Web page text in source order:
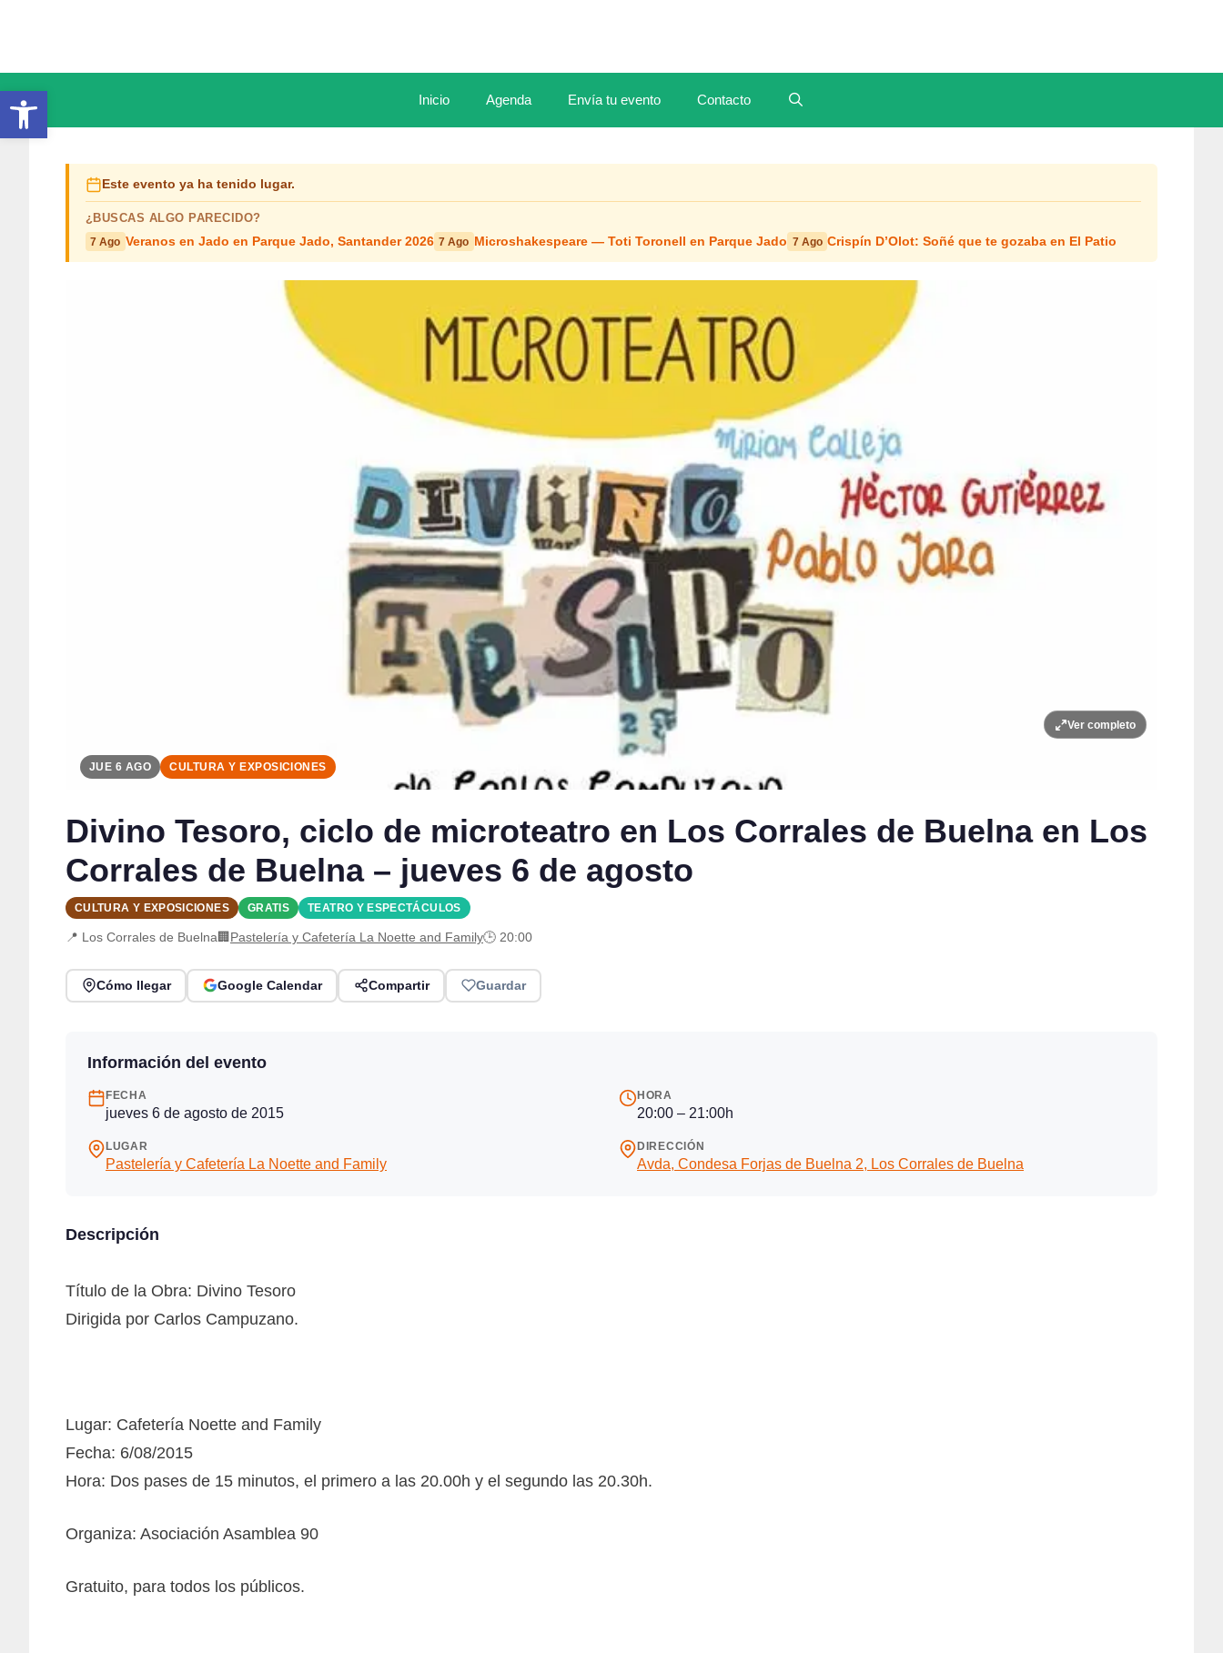
Abrir barra de herramientas Inicio Agenda Envía tu evento Contacto
Este evento ya ha tenido lugar.
¿BUSCAS ALGO PARECIDO?
7 Ago Veranos en Jado en Parque Jado, Santander 2026 7 Ago Microshakespeare — Toti Toronell en Parque Jado 7 Ago Crispín D’Olot: Soñé que te gozaba en El Patio
Ver completo
JUE 6 AGO CULTURA Y EXPOSICIONES
Divino Tesoro, ciclo de microteatro en Los Corrales de Buelna en Los
Corrales de Buelna – jueves 6 de agosto
CULTURA Y EXPOSICIONES GRATIS TEATRO Y ESPECTÁCULOS
📍 Los Corrales de Buelna🏢 Pastelería y Cafetería La Noette and Family🕒 20:00
Cómo llegar Google Calendar Compartir Guardar
Información del evento
FECHA
jueves 6 de agosto de 2015
HORA
20:00 – 21:00h
LUGAR
Pastelería y Cafetería La Noette and Family
DIRECCIÓN
Avda, Condesa Forjas de Buelna 2, Los Corrales de Buelna
Descripción
Título de la Obra: Divino Tesoro
Dirigida por Carlos Campuzano.
Lugar: Cafetería Noette and Family
Fecha: 6/08/2015
Hora: Dos pases de 15 minutos, el primero a las 20.00h y el segundo las 20.30h.
Organiza: Asociación Asamblea 90
Gratuito, para todos los públicos.